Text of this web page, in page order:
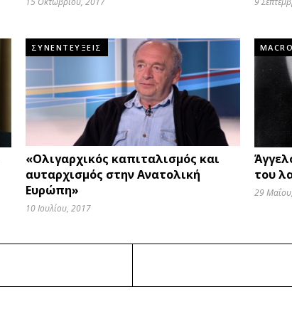
ΣΥΝΕΝΤΕΥΞΕΙΣ
«Ολιγαρχικός καπιταλισμός και
αυταρχισμός στην Ανατολική
Ευρώπη»
10 Ιουλίου, 2017
του
29